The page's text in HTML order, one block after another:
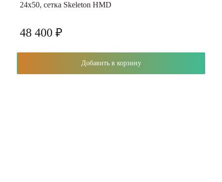
24х50, сетка Skeleton HMD
48 400 ₽
Добавить в корзину